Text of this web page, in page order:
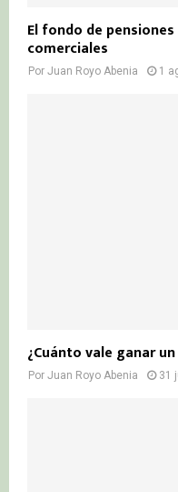
El fondo de
comerciales
Por Juan Royo Abenia 1
¿Cuánto vale ganar
Por Juan Royo Abenia 31